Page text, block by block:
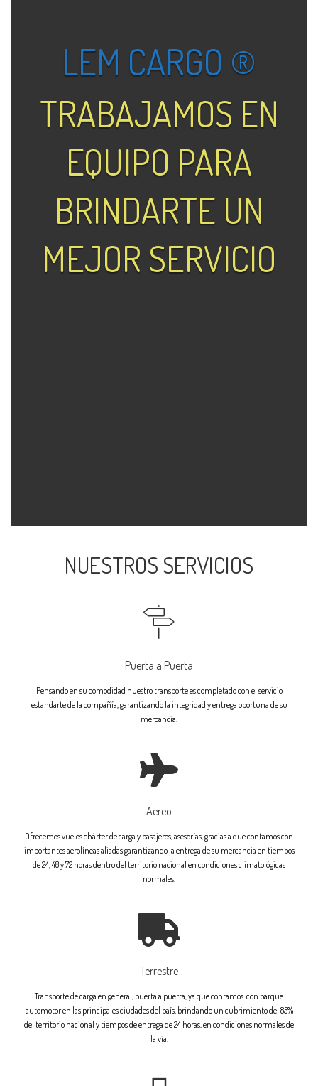
LEM CARGO ®
TRABAJAMOS EN
EQUIPO PARA
BRINDARTE UN
MEJOR SERVICIO
NUESTROS SERVICIOS
Puerta a Puerta
Pensando en su comodidad nuestro transporte es completado con el servicio
estandarte de la compañía, garantizando la integridad y entrega oportuna de su
mercancía.
Aereo
Ofrecemos vuelos chárter de carga y pasajeros, asesorías, gracias a que contamos con
importantes aerolíneas aliadas garantizando la entrega de su mercancia en tiempos
de 24, 48 y 72 horas dentro del territorio nacional en condiciones climatológicas
normales.
Terrestre
Transporte de carga en general, puerta a puerta, ya que contamos con parque
automotor en las principales ciudades del país, brindando un cubrimiento del 85%
del territorio nacional y tiempos de entrega de 24 horas, en condiciones normales de
la vía.